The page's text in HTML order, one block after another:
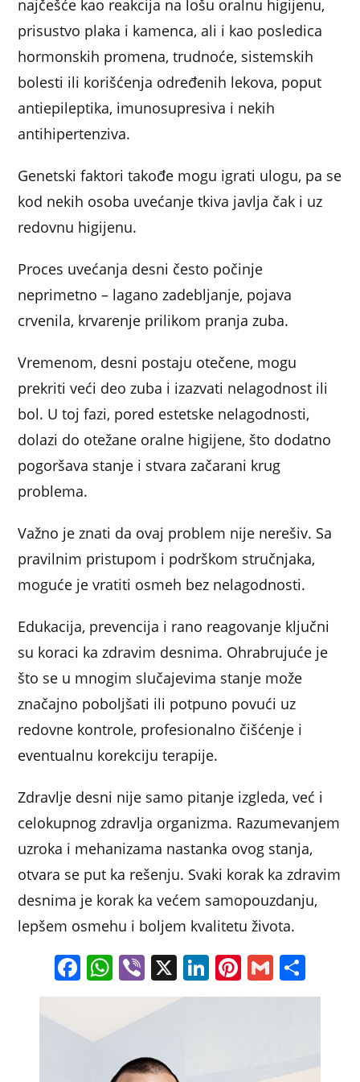
najčešće kao reakcija na lošu oralnu higijenu,
prisustvo plaka i kamenca, ali i kao posledica
hormonskih promena, trudnoće, sistemskih
bolesti ili korišćenja određenih lekova, poput
antiepileptika, imunosupresiva i nekih
antihipertenziva.
Genetski faktori takođe mogu igrati ulogu, pa se
kod nekih osoba uvećanje tkiva javlja čak i uz
redovnu higijenu.
Proces uvećanja desni često počinje
neprimetno – lagano zadebljanje, pojava
crvenila, krvarenje prilikom pranja zuba.
Vremenom, desni postaju otečene, mogu
prekriti veći deo zuba i izazvati nelagodnost ili
bol. U toj fazi, pored estetske nelagodnosti,
dolazi do otežane oralne higijene, što dodatno
pogoršava stanje i stvara začarani krug
problema.
Važno je znati da ovaj problem nije nerešiv. Sa
pravilnim pristupom i podrškom stručnjaka,
moguće je vratiti osmeh bez nelagodnosti.
Edukacija, prevencija i rano reagovanje ključni
su koraci ka zdravim desnima. Ohrabrujuće je
što se u mnogim slučajevima stanje može
značajno poboljšati ili potpuno povući uz
redovne kontrole, profesionalno čišćenje i
eventualnu korekciju terapije.
Zdravlje desni nije samo pitanje izgleda, već i
celokupnog zdravlja organizma. Razumevanjem
uzroka i mehanizama nastanka ovog stanja,
otvara se put ka rešenju. Svaki korak ka zdravim
desnima je korak ka većem samopouzdanju,
lepšem osmehu i boljem kvalitetu života.
F
a
e
W
h
at
A
Vi
b
er
X Li
n
Pi
nt
G
m h